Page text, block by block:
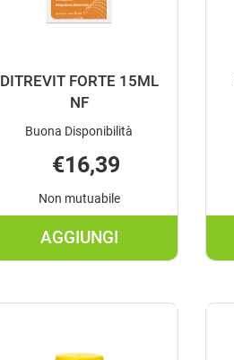
DITREVIT FORTE 15ML
NF
Buona Disponibilità
€16,39
Non mutuabile
AGGIUNGI
AGGIUNGI DITREVIT
15ML